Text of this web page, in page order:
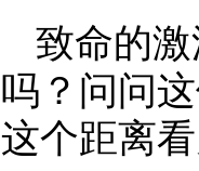
致命的
吗？问问
这个距离